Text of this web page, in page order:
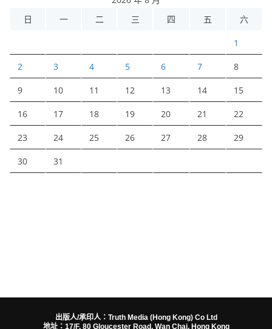
日
一 二 三 四 五 六
1
2 3 4 5 6 7 8
9 10 11 12 13 14 15
16 17 18 19 20 21 22
23 24 25 26 27 28 29
30 31
出版人/承印人：Truth Media (Hong Kong) Co Ltd
地址：17/F, 80 Gloucester Road, Wan Chai, Hong Kong